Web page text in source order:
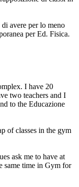
avere per lo meno
per Ed. Fisica.
I have 20
two teachers and I
to the Educazione
of classes in the gym
ask me to have at
same time in Gym for